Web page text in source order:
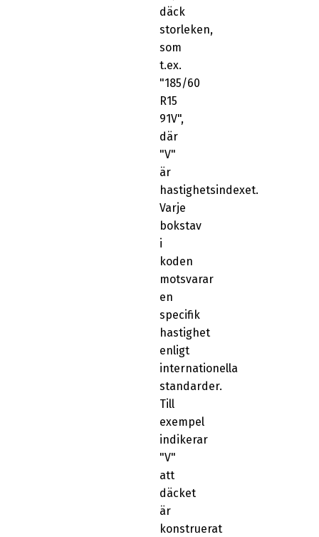
däck
storleken,
som
t.ex.
"185/60
R15
91V",
där
"V"
är
hastighetsindexet.
Varje
bokstav
i
koden
motsvarar
en
specifik
hastighet
enligt
internationella
standarder.
Till
exempel
indikerar
"V"
att
däcket
är
konstruerat